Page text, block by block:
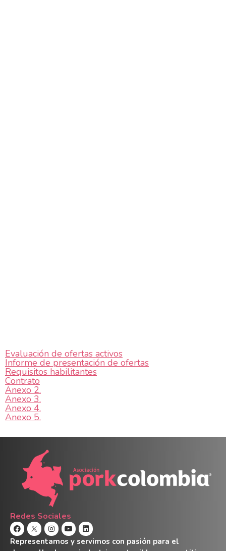
Evaluación de ofertas activos
Informe de presentación de ofertas
Requisitos habilitantes
Contrato
Anexo 2.
Anexo 3.
Anexo 4.
Anexo 5.
Redes Sociales
Representamos y servimos con pasión para el